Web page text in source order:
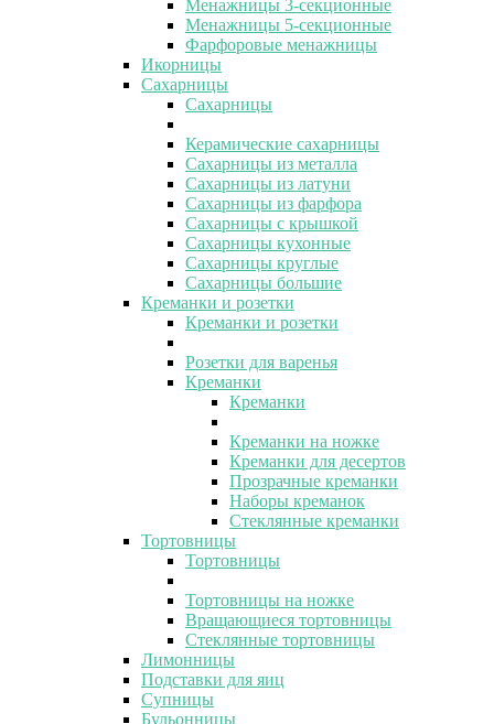
Менажницы 3-секционные
Менажницы 5-секционные
Фарфоровые менажницы
Икорницы
Сахарницы
Сахарницы
Керамические сахарницы
Сахарницы из металла
Сахарницы из латуни
Сахарницы из фарфора
Сахарницы с крышкой
Сахарницы кухонные
Сахарницы круглые
Сахарницы большие
Креманки и розетки
Креманки и розетки
Розетки для варенья
Креманки
Креманки
Креманки на ножке
Креманки для десертов
Прозрачные креманки
Наборы креманок
Стеклянные креманки
Тортовницы
Тортовницы
Тортовницы на ножке
Вращающиеся тортовницы
Стеклянные тортовницы
Лимонницы
Подставки для яиц
Супницы
Бульонницы